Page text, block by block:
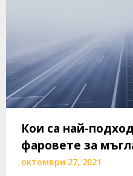
Кои са най-
фаровете за
октомври 27, 2021